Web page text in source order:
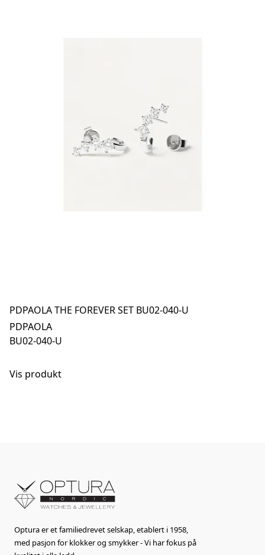
PDPAOLA THE FOREVER SET BU02-040-U
PDPAOLA
BU02-040-U
Vis produkt
Optura er et familiedrevet selskap, etablert i 1958,
med pasjon for klokker og smykker - Vi har fokus på